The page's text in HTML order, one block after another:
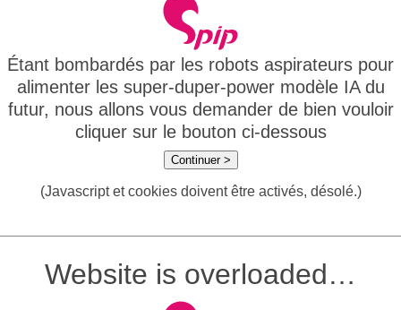
Étant bombardés par les robots aspirateurs pour
alimenter les super-duper-power modèle IA du
futur, nous allons vous demander de bien vouloir
cliquer sur le bouton ci-dessous
Continuer >
(Javascript et cookies doivent être activés, désolé.)
Website is overloaded…